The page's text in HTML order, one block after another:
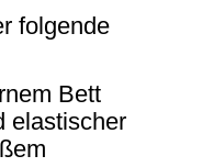
folgende
Bett
elastischer